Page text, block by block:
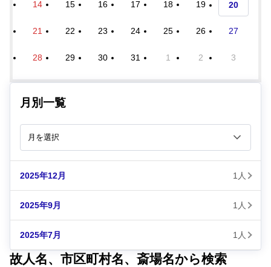
14 15 16 17 18 19 20
21 22 23 24 25 26 27
28 29 30 31 1 2 3
月別一覧
2025年12月 1人
2025年9月 1人
2025年7月 1人
故人名、市区町村名、斎場名から検索